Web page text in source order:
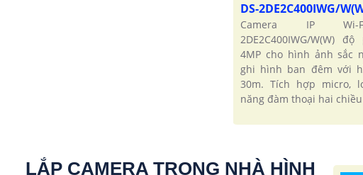
DS-2DE2C400IWG/
Camera IP
2DE2C400IWG/W(W)
4MP cho hình ảnh sắc
ghi hình ban đêm với
30m. Tích hợp micro,
năng đàm thoại hai chiều
LẮP CAMERA TRONG NHÀ HÌNH